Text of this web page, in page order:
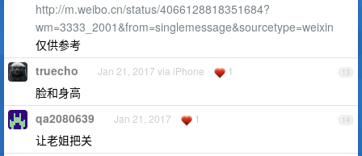
http://m.weibo.cn/status/4066128818351684?
wm=3333_2001&from=singlemessage&sourcetype=weixin
仅供参考
13
truecho Jan 21, 2017 via iPhone 1
脸和身高
14
qa2080639 Jan 21, 2017 1
让老姐把关